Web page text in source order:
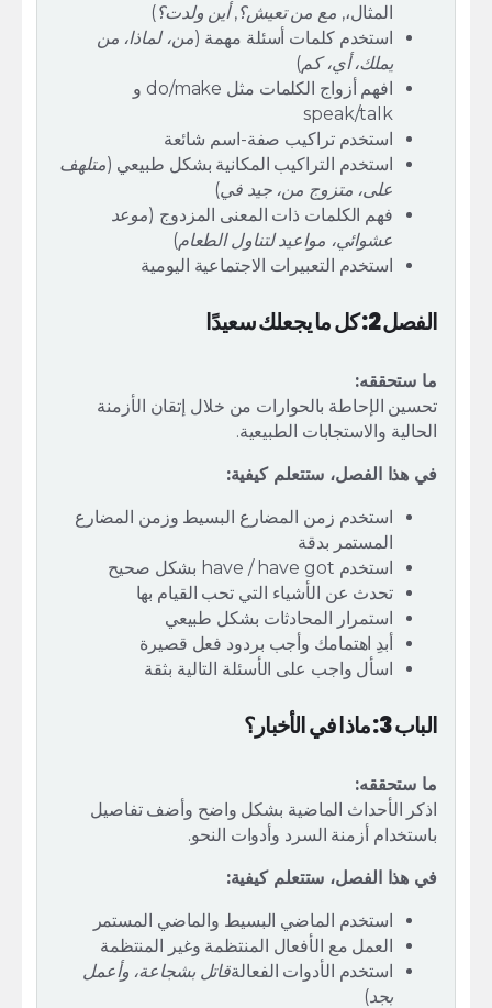
المثال،, مع من تعيش؟,أين ولدت؟)
استخدم كلمات أسئلة مهمة (من، لماذا، من
يملك، أي، كم)
افهم أزواج الكلمات مثل do/make و
speak/talk
استخدم تراكيب صفة-اسم شائعة
استخدم التراكيب المكانية بشكل طبيعي (متلهف
على، متزوج من، جيد في)
فهم الكلمات ذات المعنى المزدوج (موعد
عشوائي، مواعيد لتناول الطعام)
استخدم التعبيرات الاجتماعية اليومية
الفصل 2: كل ما يجعلك سعيدًا
ما ستحققه:
تحسين الإحاطة بالحوارات من خلال إتقان الأزمنة
الحالية والاستجابات الطبيعية.
في هذا الفصل، ستتعلم كيفية:
استخدم زمن المضارع البسيط وزمن المضارع
المستمر بدقة
استخدم have / have got بشكل صحيح
تحدث عن الأشياء التي تحب القيام بها
استمرار المحادثات بشكل طبيعي
أبدِ اهتمامك وأجب بردود فعل قصيرة
اسأل واجب على الأسئلة التالية بثقة
الباب 3: ماذا في الأخبار؟
ما ستحققه:
اذكر الأحداث الماضية بشكل واضح وأضف تفاصيل
باستخدام أزمنة السرد وأدوات النحو.
في هذا الفصل، ستتعلم كيفية:
استخدم الماضي البسيط والماضي المستمر
العمل مع الأفعال المنتظمة وغير المنتظمة
استخدم الأدوات الفعالةقاتل بشجاعة، وأعمل
بجد)